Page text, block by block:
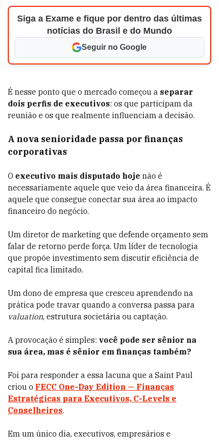
Siga a Exame e fique por dentro das últimas
notícias do Brasil e do Mundo
Seguir no Google
É nesse ponto que o mercado começou a separar
dois perfis de executivos: os que participam da
reunião e os que realmente influenciam a decisão.
A nova senioridade passa por finanças
corporativas
O executivo mais disputado hoje não é
necessariamente aquele que veio da área financeira. É
aquele que consegue conectar sua área ao impacto
financeiro do negócio.
Um diretor de marketing que defende orçamento sem
falar de retorno perde força. Um líder de tecnologia
que propõe investimento sem discutir eficiência de
capital fica limitado.
Um dono de empresa que cresceu aprendendo na
prática pode travar quando a conversa passa para
valuation, estrutura societária ou captação.
A provocação é simples: você pode ser sênior na
sua área, mas é sênior em finanças também?
Foi para responder a essa lacuna que a Saint Paul
criou o FECC One-Day Edition — Finanças
Estratégicas para Executivos, C-Levels e
Conselheiros.
Em um único dia, executivos, empresários e